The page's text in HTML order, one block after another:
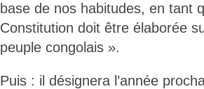
base de nos habitudes, en tant
Constitution doit être élaborée
peuple congolais ».
Puis : il désignera l’année